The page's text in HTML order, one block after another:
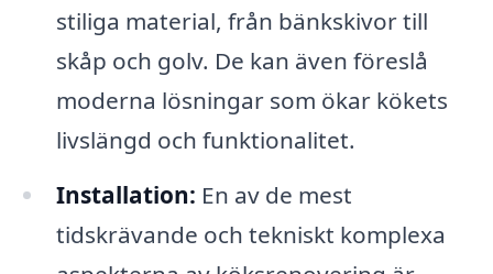
stiliga material, från bänkskivor till
skåp och golv. De kan även föreslå
moderna lösningar som ökar kökets
livslängd och funktionalitet.
Installation: En av de mest
tidskrävande och tekniskt komplexa